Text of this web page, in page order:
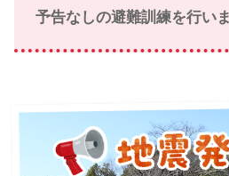
予告なしの避難訓練を行い